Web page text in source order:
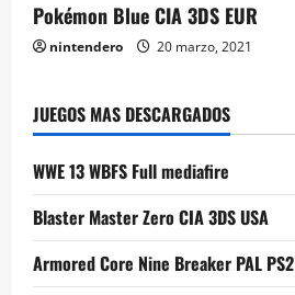
Pokémon Blue CIA 3DS EUR
nintendero 20 marzo, 2021
JUEGOS MAS DESCARGADOS
WWE 13 WBFS Full mediafire
Blaster Master Zero CIA 3DS USA
Armored Core Nine Breaker PAL PS2